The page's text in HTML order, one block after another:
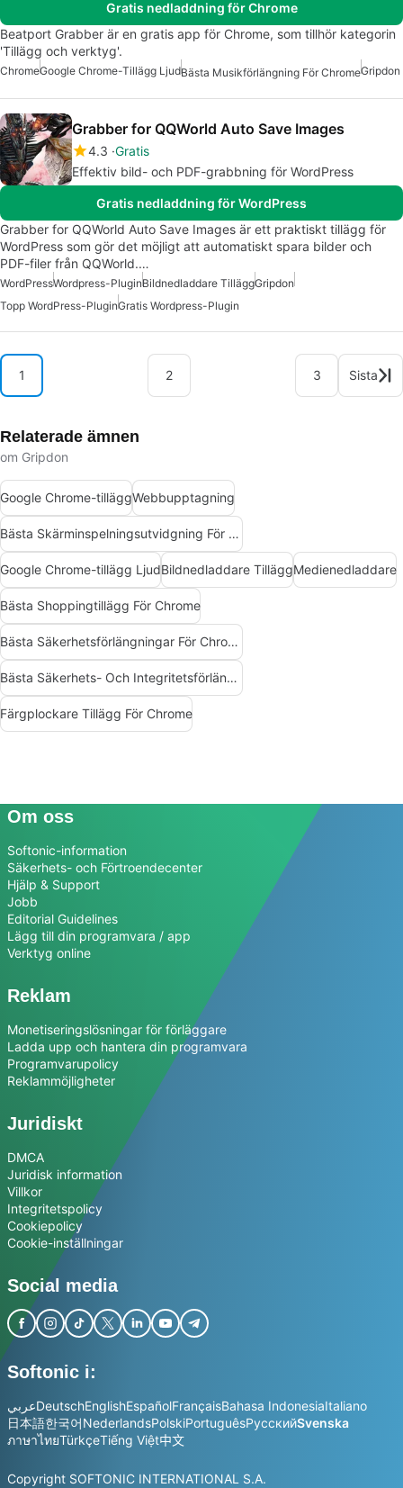
Gratis nedladdning för Chrome
Beatport Grabber är en gratis app för Chrome, som tillhör kategorin
'Tillägg och verktyg'.
ChromeGoogle Chrome-Tillägg LjudBästa Musikförlängning För ChromeGripdon
Grabber for QQWorld Auto Save Images
4.3 Gratis
Effektiv bild- och PDF-grabbning för WordPress
Gratis nedladdning för WordPress
Grabber for QQWorld Auto Save Images är ett praktiskt tillägg för
WordPress som gör det möjligt att automatiskt spara bilder och
PDF-filer från QQWorld.…
WordPressWordpress-PluginBildnedladdare TilläggGripdon
Topp WordPress-PluginGratis Wordpress-Plugin
1 2 3 Sista
Relaterade ämnen
om Gripdon
Google Chrome-tilläggWebbupptagning
Bästa Skärminspelningsutvidgning För Chrome
Google Chrome-tillägg LjudBildnedladdare TilläggMedienedladdare
Bästa Shoppingtillägg För Chrome
Bästa Säkerhetsförlängningar För Chrome
Bästa Säkerhets- Och Integritetsförlängningar För Chrome
Färgplockare Tillägg För Chrome
Om oss
Softonic-information
Säkerhets- och Förtroendecenter
Hjälp & Support
Jobb
Editorial Guidelines
Lägg till din programvara / app
Verktyg online
Reklam
Monetiseringslösningar för förläggare
Ladda upp och hantera din programvara
Programvarupolicy
Reklammöjligheter
Juridiskt
DMCA
Juridisk information
Villkor
Integritetspolicy
Cookiepolicy
Cookie-inställningar
Social media
Softonic i:
عربيDeutschEnglishEspañolFrançaisBahasa IndonesiaItaliano
日本語한국어NederlandsPolskiPortuguêsРусскийSvenska
ภาษาไทยTürkçeTiếng Việt中文
Copyright SOFTONIC INTERNATIONAL S.A.